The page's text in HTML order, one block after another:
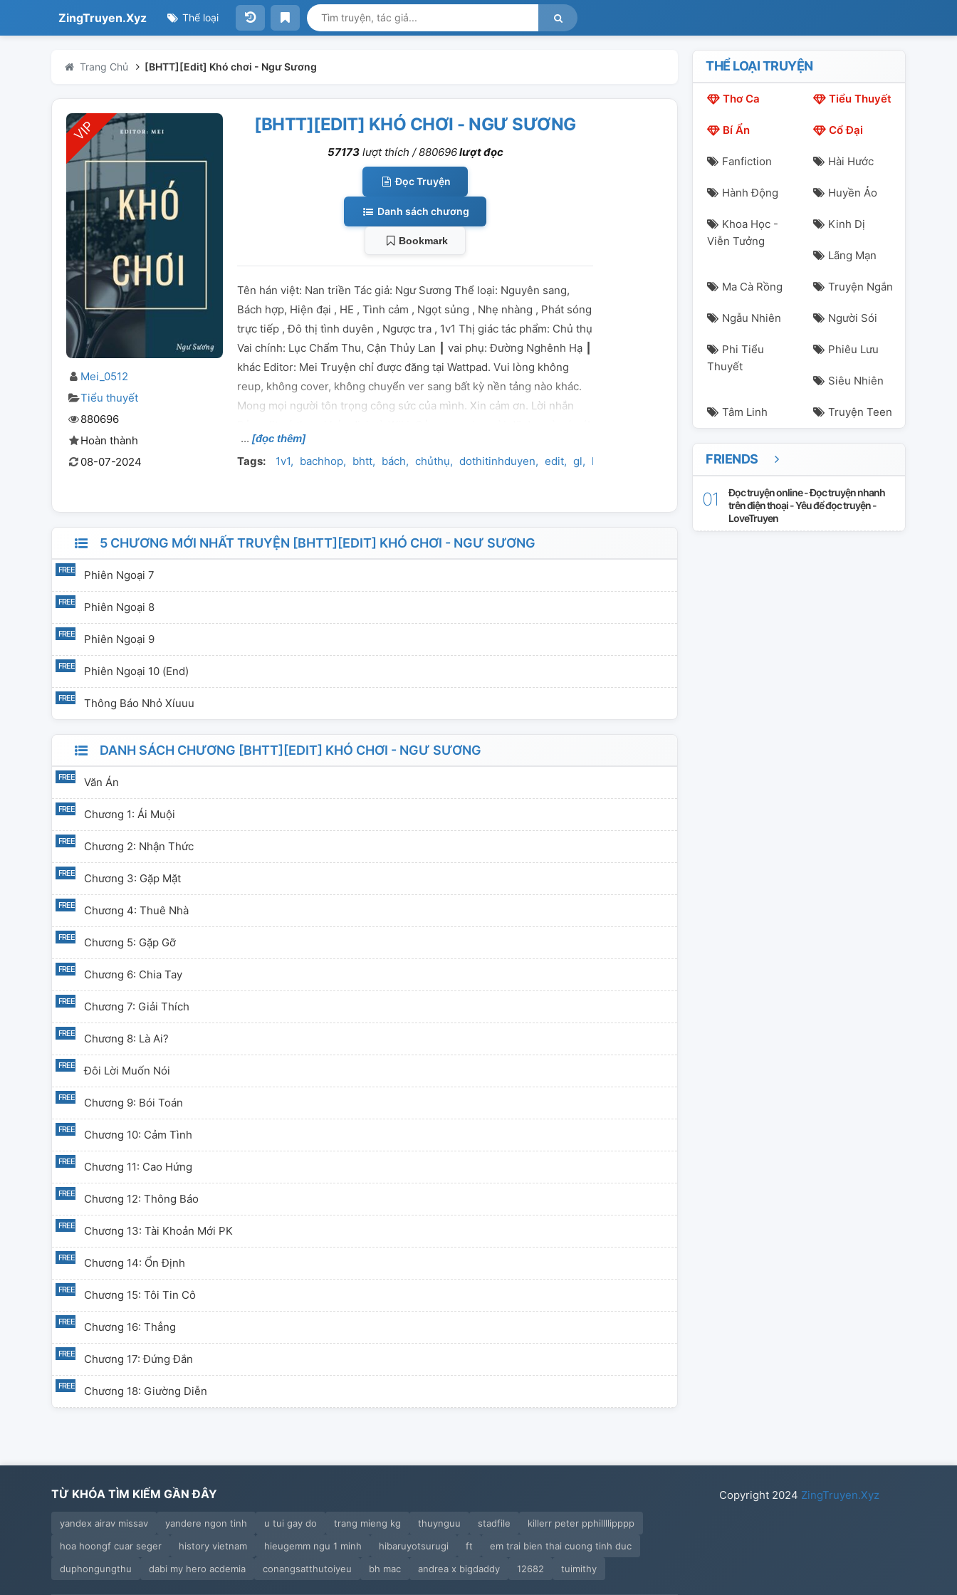
ZingTruyen.Xyz Thể loại
Trang Chủ [BHTT][Edit] Khó chơi - Ngư Sương
Mei_0512
Tiểu thuyết
880696
Hoàn thành
08-07-2024
[BHTT][EDIT] KHÓ CHƠI - NGƯ SƯƠNG
57173lượt thích /880696lượt đọc
Đọc Truyện
Danh sách chương
Bookmark
Tên hán việt: Nan triền Tác giả: Ngư Sương Thể loại: Nguyên sang,
Bách hợp, Hiện đại , HE , Tình cảm , Ngọt sủng , Nhẹ nhàng , Phát sóng
trực tiếp , Đô thị tình duyên , Ngược tra , 1v1 Thị giác tác phẩm: Chủ thụ
Vai chính: Lục Chẩm Thu, Cận Thủy Lan ┃ vai phụ: Đường Nghênh Hạ ┃
khác Editor: Mei Truyện chỉ được đăng tại Wattpad. Vui lòng không
reup, không cover, không chuyển ver sang bất kỳ nền tảng nào khác.
Mong mọi người tôn trọng công sức của mình. Xin cảm ơn. Lời nhắn
[đọc thêm]
Tags: 1v1 bachhop bhtt bách chủthụ dothitinhduyen edit gl hiendai phátsóngtrựctiếp
5 CHƯƠNG MỚI NHẤT TRUYỆN [BHTT][EDIT] KHÓ CHƠI - NGƯ SƯƠNG
Phiên Ngoại 7
Phiên Ngoại 8
Phiên Ngoại 9
Phiên Ngoại 10 (End)
Thông Báo Nhỏ Xíuuu
DANH SÁCH CHƯƠNG [BHTT][EDIT] KHÓ CHƠI - NGƯ SƯƠNG
Văn Án
Chương 1: Ái Muội
Chương 2: Nhận Thức
Chương 3: Gặp Mặt
Chương 4: Thuê Nhà
Chương 5: Gặp Gỡ
Chương 6: Chia Tay
Chương 7: Giải Thích
Chương 8: Là Ai?
Đôi Lời Muốn Nói
Chương 9: Bói Toán
Chương 10: Cảm Tình
Chương 11: Cao Hứng
Chương 12: Thông Báo
Chương 13: Tài Khoản Mới PK
Chương 14: Ổn Định
Chương 15: Tôi Tin Cô
Chương 16: Thẳng
Chương 17: Đứng Đắn
Chương 18: Giường Diễn
Chương 21: Ha Ha
Chương 22: Cấm Sóng
Chương 23: Nhạy Cảm
THỂ LOẠI TRUYỆN
Thơ Ca Tiểu Thuyết
Bí Ẩn Cổ Đại
Fanfiction Hài Hước
Hành Động Huyền Ảo
Khoa Học -
Viễn Tưởng
Kinh Dị
Lãng Mạn
Ma Cà Rồng Truyện Ngắn
Ngẫu Nhiên Người Sói
Phi Tiểu
Thuyết
Phiêu Lưu
Siêu Nhiên
Tâm Linh Truyện Teen
FRIENDS
Đọc truyện online - Đọc truyện nhanh
trên điện thoại - Yêu để đọc truyện -
LoveTruyen
TỪ KHÓA TÌM KIẾM GẦN ĐÂY
yandex airav missav yandere ngon tinh u tui gay do trang mieng kg thuynguu stadfile
killerr peter pphillllipppp
hoa hoongf cuar seger
history vietnam hieugemm ngu 1 minh hibaruyotsurugi ft
em trai bien thai cuong tinh duc
duphongungthu
dabi my hero acdemia conangsatthutoiyeu bh mac andrea x bigdaddy 12682 tuimithy
Copyright 2024 ZingTruyen.Xyz